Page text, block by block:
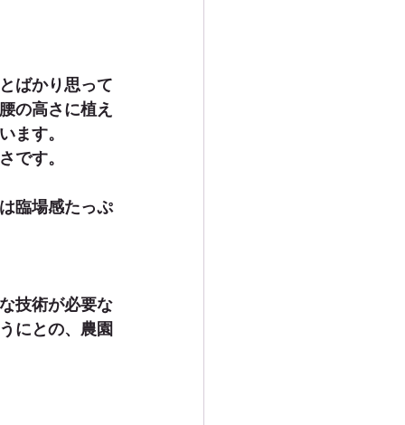
ばかり思って
の高さに植え
ます。
です。
臨場感たっぷ
技術が必要な
にとの、農園